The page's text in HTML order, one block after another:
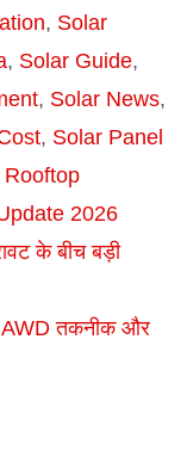
, Solar
, Solar Guide,
, Solar News,
, Solar Panel
Rooftop
2026
के बीच बड़ी
AWD तकनीक और